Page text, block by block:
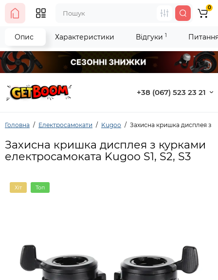
+38 (067) 523 23 21
0
Головна Електросамокати Kugoo Захисна кришка дисплея з
Захисна кришка дисплея з курками
електросамоката Kugoo S1, S2, S3
Хіт Топ
Опис Характеристики Відгуки 1